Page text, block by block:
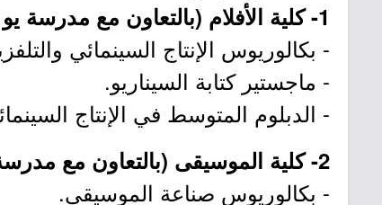
1- كلية الأفلام (بالتعاون مع مدرسة يو إس سي للفنون السينمائية):
- بكالوريوس الإنتاج السينمائي
- ماجستير كتابة السيناريو.
- الدبلوم المتوسط في الإنتاج
2- كلية الموسيقى (بالتعاون مع مدرسة جيلدهول):
- بكالوريوس صناعة الموسيقى.